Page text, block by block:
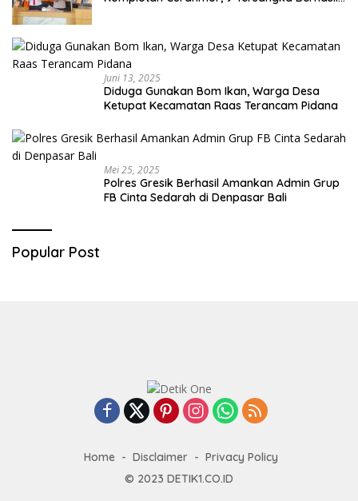
Juni 13, 2025
Diduga Gunakan Bom Ikan, Warga Desa
Ketupat Kecamatan Raas Terancam Pidana
Mei 25, 2025
Polres Gresik Berhasil Amankan Admin Grup
FB Cinta Sedarah di Denpasar Bali
Popular Post
Home Disclaimer
Privacy Policy
© 2023 DETIK1.CO.ID